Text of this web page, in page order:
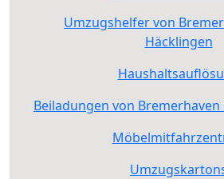
Umzugshelfer von
Häcklingen
Beiladungen von